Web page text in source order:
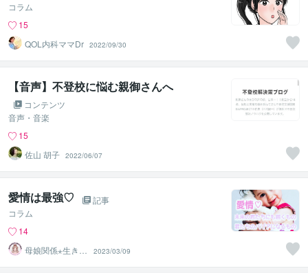
コラム
15
QOL内科ママDr 2022/09/30
【音声】不登校に悩む親御さんへ
コンテンツ
音声・音楽
15
佐山 胡子 2022/06/07
愛情は最強♡
記事
コラム
14
母娘関係⋆生きづ
らさ軽く܀ꕤ܀の
すけママ
2023/03/09